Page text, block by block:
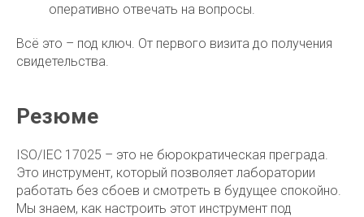
оперативно отвечать на вопросы.
Всё это – под ключ. От первого визита до получения
свидетельства.
Резюме
ISO/IEC 17025 – это не бюрократическая преграда.
Это инструмент, который позволяет лаборатории
работать без сбоев и смотреть в будущее спокойно.
Мы знаем, как настроить этот инструмент под